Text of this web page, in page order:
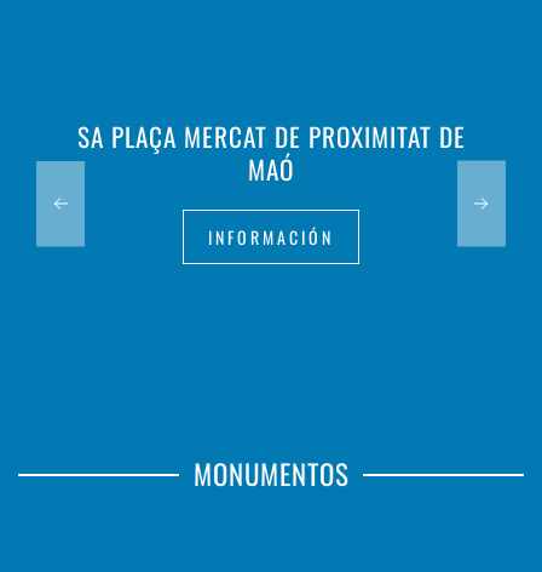
SA PLAÇA MERCAT DE PROXIMITAT DE
MAÓ
INFORMACIÓN
MONUMENTOS